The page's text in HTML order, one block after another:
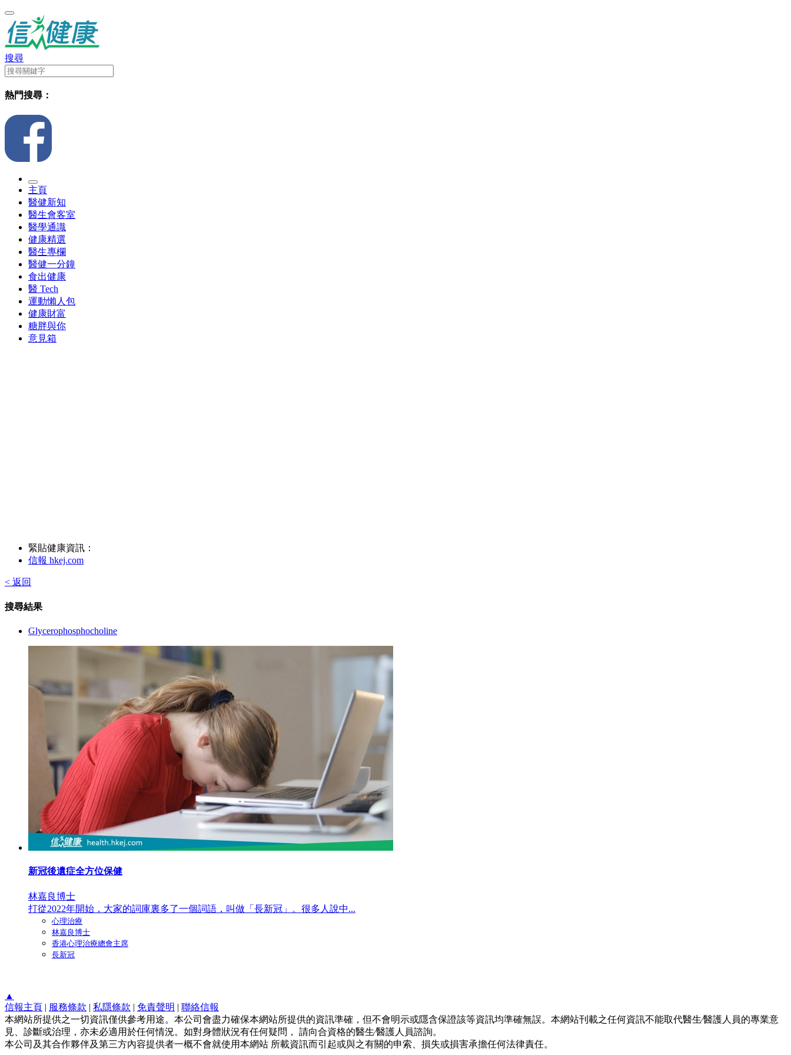
搜尋
熱門搜尋：
主頁
醫健新知
醫生會客室
醫學通識
健康精選
醫生專欄
醫健一分鐘
食出健康
醫 Tech
運動懶人包
健康財富
糖胖與你
意見箱
緊貼健康資訊：
信報 hkej.com
< 返回
搜尋結果
Glycerophosphocholine
新冠後遺症全方位保健
林嘉良博士
打從2022年開始，大家的詞庫裏多了一個詞語，叫做「長新冠」。很多人說中...
心理治療
林嘉良博士
香港心理治療總會主席
長新冠
▲
信報主頁 | 服務條款 | 私隱條款 | 免責聲明 | 聯絡信報
本網站所提供之一切資訊僅供參考用途。本公司會盡力確保本網站所提供的資訊準確，但不會明示或隱含保證該等資訊均準確無誤。本網站刊載之任何資訊不能取代醫生∕醫護人員的專業意
見、診斷或治理，亦未必適用於任何情況。如對身體狀況有任何疑問， 請向合資格的醫生∕醫護人員諮詢。
本公司及其合作夥伴及第三方內容提供者一概不會就使用本網站 所載資訊而引起或與之有關的申索、損失或損害承擔任何法律責任。